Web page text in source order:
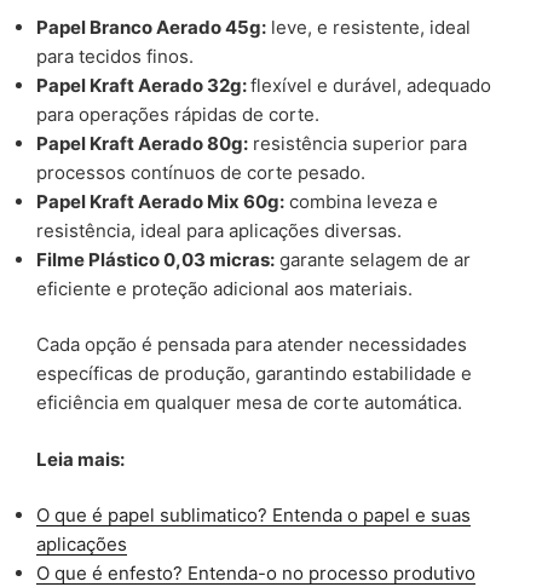
Papel Branco Aerado 45g: leve, e resistente, ideal
para tecidos finos.
Papel Kraft Aerado 32g:flexível e durável, adequado
para operações rápidas de corte.
Papel Kraft Aerado 80g: resistência superior para
processos contínuos de corte pesado.
Papel Kraft Aerado Mix 60g: combina leveza e
resistência, ideal para aplicações diversas.
Filme Plástico 0,03 micras: garante selagem de ar
eficiente e proteção adicional aos materiais.
Cada opção é pensada para atender necessidades
específicas de produção, garantindo estabilidade e
eficiência em qualquer mesa de corte automática.
Leia mais:
O que é papel sublimatico? Entenda o papel e suas
aplicações
O que é enfesto? Entenda-o no processo produtivo